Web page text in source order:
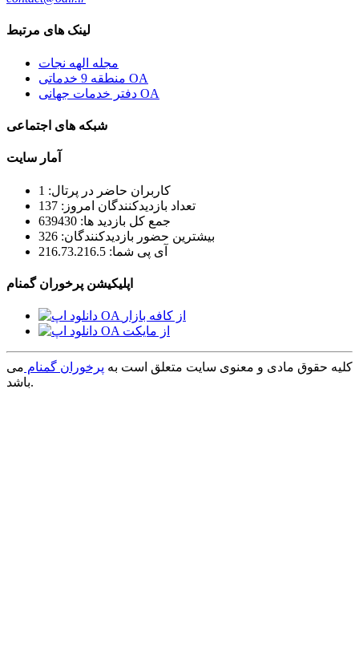
لینک های مرتبط
مجله الهه نجات
منطقه 9 خدماتی OA
دفتر خدمات جهانی OA
شبکه های اجتماعی
آمار سایت
کاربران حاضر در پرتال: 1
تعداد بازدیدکنندگان امروز: 137
جمع کل بازدید ها: 639430
بیشترین حضور بازدیدکنندگان: 326
آی پی شما: 216.73.216.5
اپلیکیشن پرخوران گمنام
کلیه حقوق مادی و معنوی سایت متعلق است به پرخوران گمنام می
باشد.